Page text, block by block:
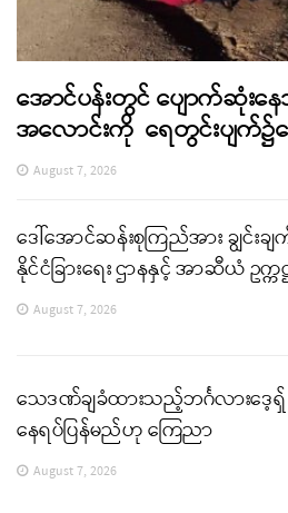
အောင်ပန်းတွင် ပျောက်ဆုံ
အလောင်းကို ရေတွင်းပျက်
August 7, 2026
ဒေါ်အောင်ဆန်းစုကြည်အား ချွင်းခ
နိုင်ငံခြားရေး ဌာနနှင့် အာဆီယံ ဥက္
August 7, 2026
သေဒဏ်ချခံထားသည့်ဘင်္ဂလားဒေ့ရှ်
နေရပ်ပြန်မည်ဟု ကြေညာ
August 7, 2026